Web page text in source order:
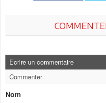
Ecrire un commentaire
Commenter
Nom